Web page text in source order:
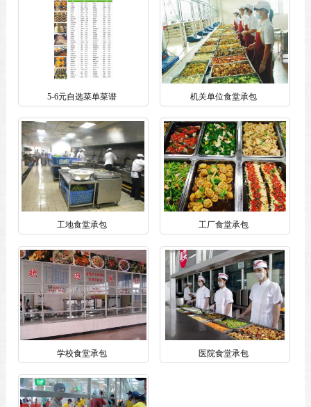
5-6元自选菜单菜谱 机关单位食堂承包
工地食堂承包 工厂食堂承包
学校食堂承包 医院食堂承包